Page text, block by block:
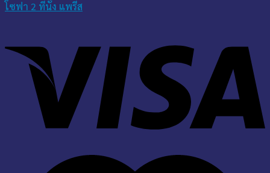
โซฟา 2 ที่นั่ง แพรีส